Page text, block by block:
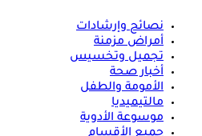
نصائح وإرشادات
أمراض مزمنة
تجميل وتخسيس
أخبار صحة
الأمومة والطفل
مالتيميديا
موسوعة الأدوية
جميع الأقسام